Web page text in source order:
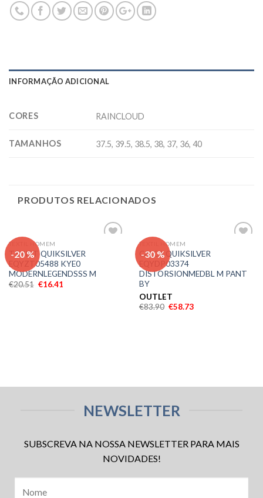
INFORMAÇÃO ADICIONAL
CORES RAINCLOUD
TAMANHOS 37.5, 39.5, 38.5, 38, 37, 36, 40
PRODUTOS RELACIONADOS
-20 %
TEXTIL HOMEM
TSHIRT QUIKSILVER
EQYZT05488 KYE0
MODERNLEGENDSSS M
€20.51 €16.41
-30 %
TEXTIL HOMEM
CALCA QUIKSILVER
EQYDP03374
DISTORSIONMEDBL M PANT
BY
OUTLET
€83.90 €58.73
NEWSLETTER
SUBSCREVA NA NOSSA NEWSLETTER PARA MAIS
NOVIDADES!